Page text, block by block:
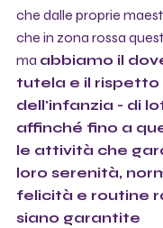
che dalle proprie
che in zona rossa
ma abbiamo il
tutela e il
dell'infanzia - di
affinché fino a
le attività che
loro serenità,
felicità e routine
siano garantite